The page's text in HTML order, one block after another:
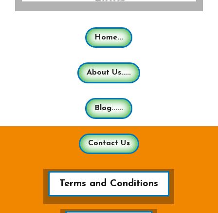
Home...
About Us.....
Blog......
Contact Us
Terms and Conditions